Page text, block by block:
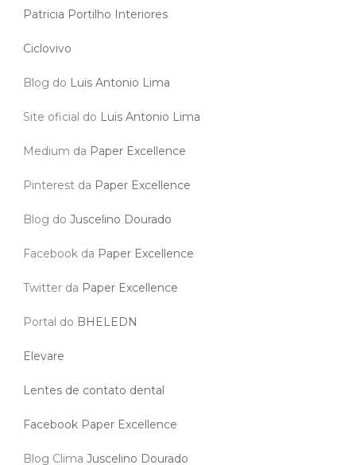
Patricia Portilho Interiores
Ciclovivo
Blog do Luis Antonio Lima
Site oficial do Luis Antonio Lima
Medium da Paper Excellence
Pinterest da Paper Excellence
Blog do Juscelino Dourado
Facebook da Paper Excellence
Twitter da Paper Excellence
Portal do BHELEDN
Elevare
Lentes de contato dental
Facebook Paper Excellence
Blog Clima Juscelino Dourado